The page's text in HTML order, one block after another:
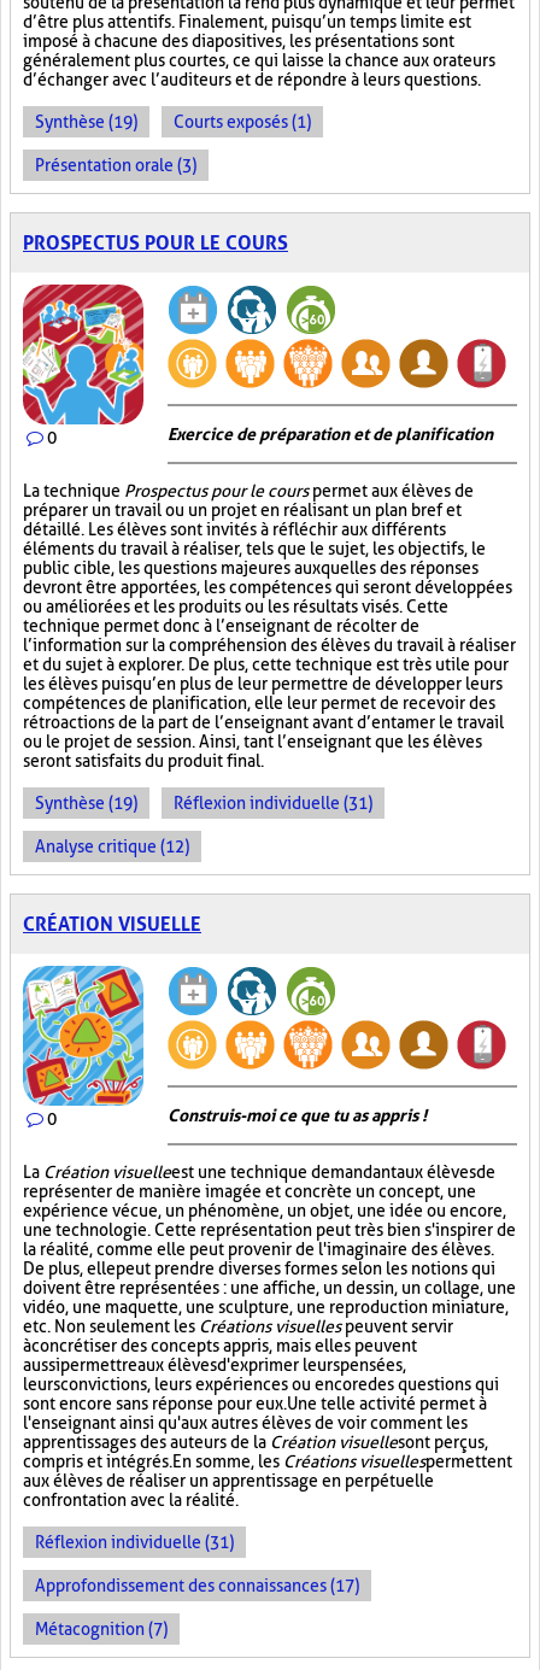
d’être plus attentifs. Finalement, puisqu’un temps limite est
imposé à chacune des diapositives, les présentations sont
généralement plus courtes, ce qui laisse la chance aux orateurs
d’échanger avec l’auditeurs et de répondre à leurs questions.
Synthèse (19) Courts exposés (1)
Présentation orale (3)
PROSPECTUS POUR LE COURS
0 Exercice de préparation et de planification
La technique Prospectus pour le courspermet aux élèves de
préparer un travail ou un projet en réalisant un plan bref et
détaillé. Les élèves sont invités à réfléchir aux différents
éléments du travail à réaliser, tels que le sujet, les objectifs, le
public cible, les questions majeures auxquelles des réponses
devront être apportées, les compétences qui seront développées
ou améliorées et les produits ou les résultats visés. Cette
technique permet donc à l’enseignant de récolter de
l’information sur la compréhension des élèves du travail à réaliser
et du sujet à explorer. De plus, cette technique est très utile pour
les élèves puisqu’en plus de leur permettre de développer leurs
compétences de planification, elle leur permet de recevoir des
rétroactions de la part de l’enseignant avant d’entamer le travail
ou le projet de session. Ainsi, tant l’enseignant que les élèves
seront satisfaits du produit final.
Synthèse (19) Réflexion individuelle (31)
Analyse critique (12)
CRÉATION VISUELLE
0 Construis-moi ce que tu as appris !
La Création visuelleest une technique demandant aux élèves de
représenter de manière imagée et concrète un concept, une
expérience vécue, un phénomène, un objet, une idée ou encore,
une technologie. Cette représentation peut très bien s'inspirer de
la réalité, comme elle peut provenir de l'imaginaire des élèves.
De plus, elle peut prendre diverses formes selon les notions qui
doivent être représentées : une affiche, un dessin, un collage, une
vidéo, une maquette, une sculpture, une reproduction miniature,
etc. Non seulement les Créations visuellespeuvent servir
à concrétiser des concepts appris, mais elles peuvent
aussi permettre aux élèves d'exprimer leurs pensées,
leurs convictions, leurs expériences ou encore des questions qui
sont encore sans réponse pour eux. Une telle activité permet à
l'enseignant ainsi qu'aux autres élèves de voir comment les
apprentissages des auteurs de la Création visuellesont perçus,
compris et intégrés. En somme, les Créations visuellespermettent
aux élèves de réaliser un apprentissage en perpétuelle
confrontation avec la réalité.
Réflexion individuelle (31)
Approfondissement des connaissances (17)
Métacognition (7)